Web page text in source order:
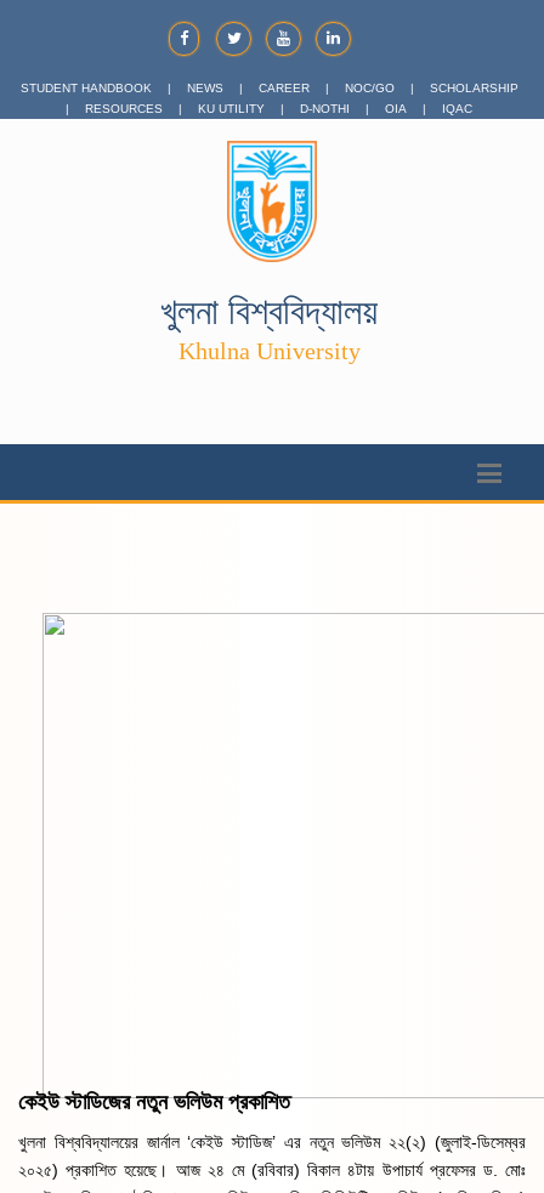
STUDENT HANDBOOK | NEWS | CAREER | NOC/GO |
SCHOLARSHIP
|
RESOURCES | KU UTILITY | D-NOTHI | OIA | IQAC
খুলনা বিশ্ববিদ্যালয়
Khulna University
কেইউ স্টাডিজের নতুন ভলিউম প্রকাশিত
খুলনা বিশ্ববিদ্যালয়ের জার্নাল ‘কেইউ স্টাডিজ’ এর নতুন ভলিউম ২২(২) (জুলাই-ডিসেম্বর
২০২৫) প্রকাশিত হয়েছে। আজ ২৪ মে (রবিবার) বিকাল ৪টায় উপাচার্য প্রফেসর ড. মোঃ